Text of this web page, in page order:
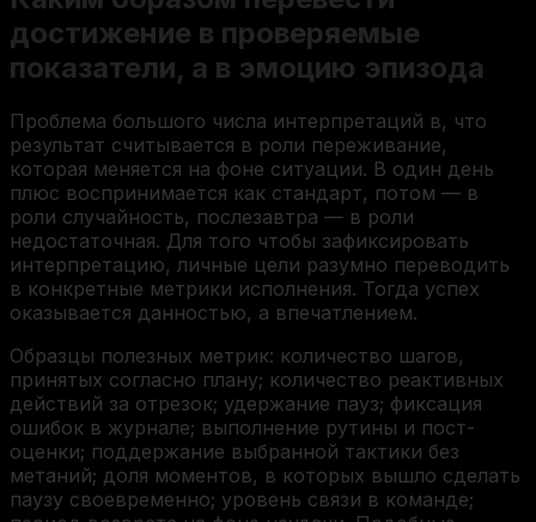
достижение в проверяемые
показатели, а в эмоцию эпизода
Проблема большого числа интерпретаций в, что
результат считывается в роли переживание,
которая меняется на фоне ситуации. В один день
плюс воспринимается как стандарт, потом — в
роли случайность, послезавтра — в роли
недостаточная. Для того чтобы зафиксировать
интерпретацию, личные цели разумно переводить
в конкретные метрики исполнения. Тогда успех
оказывается данностью, а впечатлением.
Образцы полезных метрик: количество шагов,
принятых согласно плану; количество реактивных
действий за отрезок; удержание пауз; фиксация
ошибок в журнале; выполнение рутины и пост-
оценки; поддержание выбранной тактики без
метаний; доля моментов, в которых вышло сделать
паузу своевременно; уровень связи в команде;